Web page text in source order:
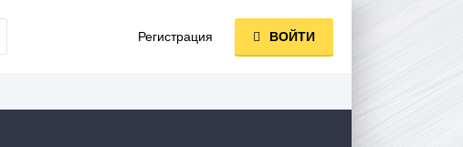
Регистрация ВОЙТИ